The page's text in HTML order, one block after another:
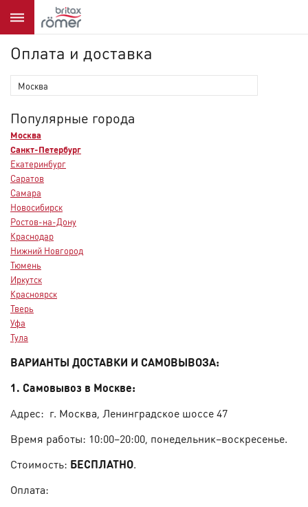
Оплата и доставка
Популярные города
Москва
Санкт-Петербург
Екатеринбург
Саратов
Самара
Новосибирск
Ростов-на-Дону
Краснодар
Нижний Новгород
Тюмень
Иркутск
Красноярск
Тверь
Уфа
Тула
ВАРИАНТЫ ДОСТАВКИ И САМОВЫВОЗА:
1. Самовывоз в Москве:
Адрес: г. Москва, Ленинградское шоссе 47
Время работы: 10:00–20:00, понедельник–воскресенье.
Стоимость: БЕСПЛАТНО.
Оплата: